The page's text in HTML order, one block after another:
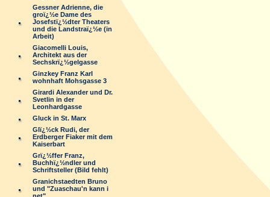
Gessner Adrienne, die
groï¿½e Dame des
Josefstï¿½dter Theaters
und die Landstraï¿½e (in
Arbeit)
Giacomelli Louis,
Architekt aus der
Sechskrï¿½gelgasse
Ginzkey Franz Karl
wohnhaft Mohsgasse 3
Girardi Alexander und Dr.
Svetlin in der
Leonhardgasse
Gluck in St. Marx
Glï¿½ck Rudi, der
Erdberger Fiaker mit dem
Kaiserbart
Grï¿½ffer Franz,
Buchhï¿½ndler und
Schriftsteller (Bild fehlt)
Granichstaedten Bruno
und "Zuaschau'n kann i